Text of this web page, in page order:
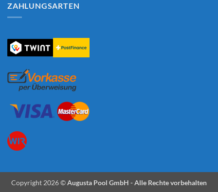
ZAHLUNGSARTEN
Copyright 2026 ©Augusta Pool GmbH - Alle Rechte vorbehalten